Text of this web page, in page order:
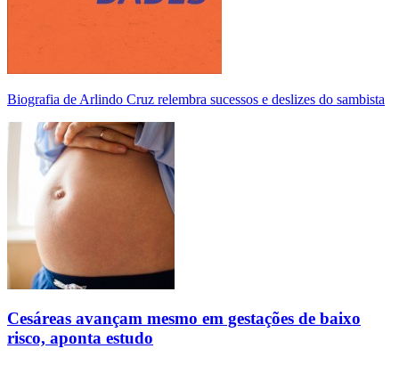
Biografia de Arlindo Cruz relembra sucessos e deslizes do sambista
Cesáreas avançam mesmo em gestações de baixo
risco, aponta estudo